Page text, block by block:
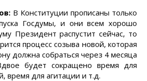
В Конституции прописаны только
Госдумы, и они всем хорошо
Президент распустит сейчас, то
процесс созыва новой, которая
должна собраться через 4 месяца
будет сокращено время для
время для агитации и т.д.